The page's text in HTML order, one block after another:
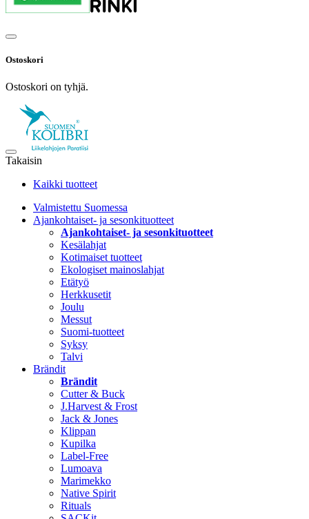
Ostoskori
Ostoskori on tyhjä.
Takaisin
Kaikki tuotteet
Valmistettu Suomessa
Ajankohtaiset- ja sesonkituotteet
Ajankohtaiset- ja sesonkituotteet
Kesälahjat
Kotimaiset tuotteet
Ekologiset mainoslahjat
Etätyö
Herkkusetit
Joulu
Messut
Suomi-tuotteet
Syksy
Talvi
Brändit
Brändit
Cutter & Buck
J.Harvest & Frost
Jack & Jones
Klippan
Kupilka
Label-Free
Lumoava
Marimekko
Native Spirit
Rituals